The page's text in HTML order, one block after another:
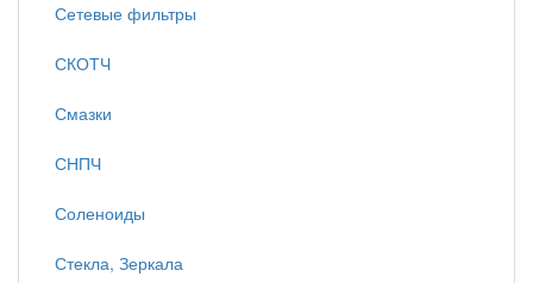
Сетевые фильтры
СКОТЧ
Смазки
СНПЧ
Соленоиды
Стекла, Зеркала